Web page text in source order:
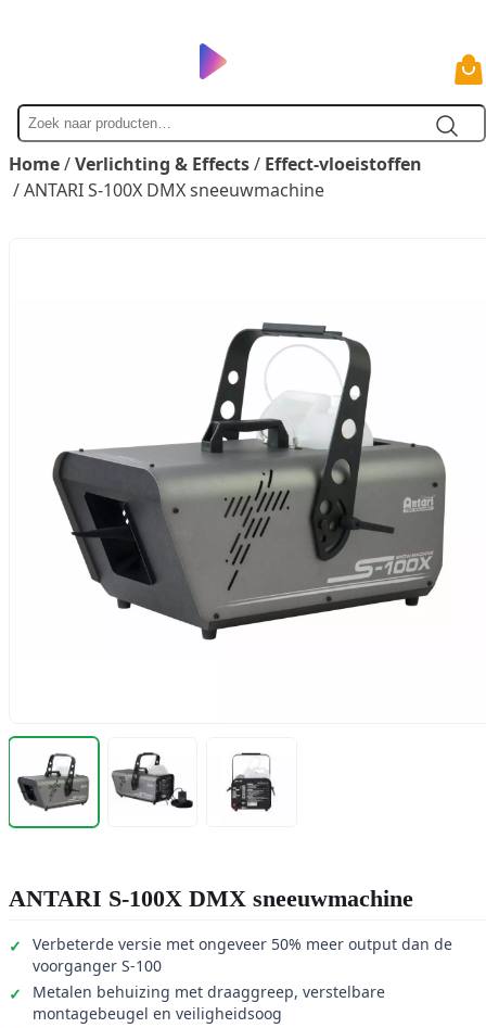
Zoek
naar
Home/Verlichting & Effects/ Effect-vloeistoffen
/ ANTARI S-100X DMX sneeuwmachine
ANTARI S-100X DMX sneeuwmachine
Verbeterde versie met ongeveer 50% meer output dan de
voorganger S-100
Metalen behuizing met draaggreep, verstelbare
montagebeugel en veiligheidsoog